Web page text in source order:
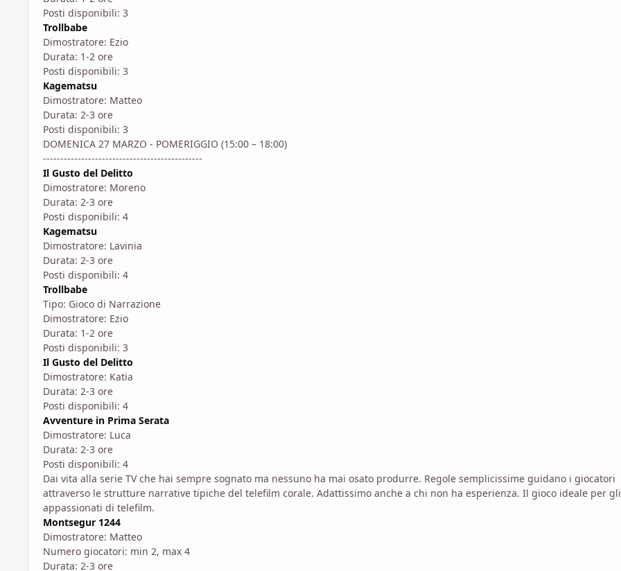
Posti disponibili: 3
Trollbabe
Dimostratore: Ezio
Durata: 1-2 ore
Posti disponibili: 3
Kagematsu
Dimostratore: Matteo
Durata: 2-3 ore
Posti disponibili: 3
DOMENICA 27 MARZO - POMERIGGIO (15:00 – 18:00)
----------------------------------------------
Il Gusto del Delitto
Dimostratore: Moreno
Durata: 2-3 ore
Posti disponibili: 4
Kagematsu
Dimostratore: Lavinia
Durata: 2-3 ore
Posti disponibili: 4
Trollbabe
Tipo: Gioco di Narrazione
Dimostratore: Ezio
Durata: 1-2 ore
Posti disponibili: 3
Il Gusto del Delitto
Dimostratore: Katia
Durata: 2-3 ore
Posti disponibili: 4
Avventure in Prima Serata
Dimostratore: Luca
Durata: 2-3 ore
Posti disponibili: 4
Dai vita alla serie TV che hai sempre sognato ma nessuno ha mai osato produrre. Regole semplicissime guidano i giocatori
attraverso le strutture narrative tipiche del telefilm corale. Adattissimo anche a chi non ha esperienza. Il gioco ideale per gli
appassionati di telefilm.
Montsegur 1244
Dimostratore: Matteo
Numero giocatori: min 2, max 4
Durata: 2-3 ore